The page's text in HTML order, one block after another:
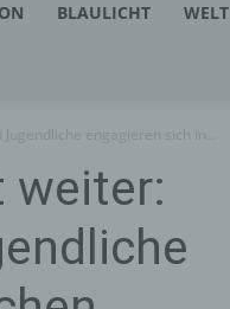
BLAULICHT WELT
weiter: